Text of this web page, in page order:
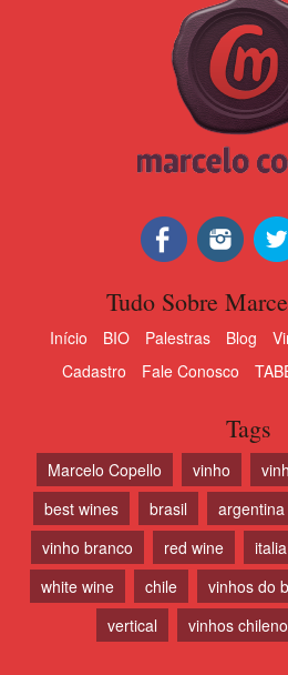
Tudo Sobre
Início BIO Palestras Blog
Cadastro
Fale Conosco
Tags
Marcelo Copello vinho
best wines
brasil argentina
vinho branco
red wine italia
white wine
chile vinhos do
vertical
vinhos